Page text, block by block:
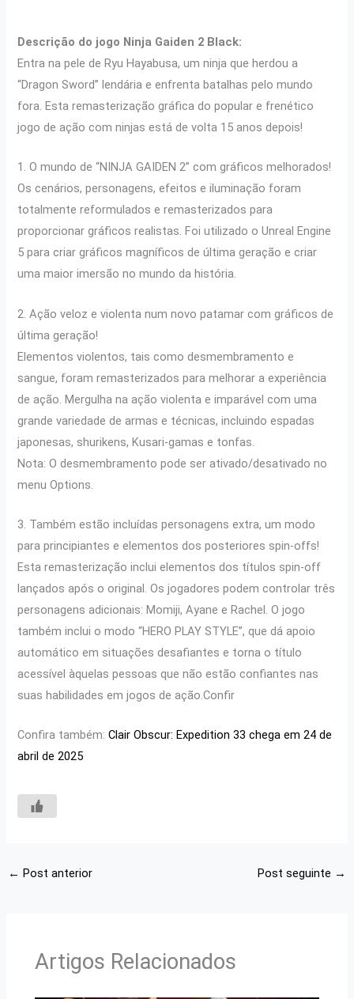
Descrição do jogo Ninja Gaiden 2 Black:
Entra na pele de Ryu Hayabusa, um ninja que herdou a
“Dragon Sword” lendária e enfrenta batalhas pelo mundo
fora. Esta remasterização gráfica do popular e frenético
jogo de ação com ninjas está de volta 15 anos depois!
1. O mundo de “NINJA GAIDEN 2” com gráficos melhorados!
Os cenários, personagens, efeitos e iluminação foram
totalmente reformulados e remasterizados para
proporcionar gráficos realistas. Foi utilizado o Unreal Engine
5 para criar gráficos magníficos de última geração e criar
uma maior imersão no mundo da história.
2. Ação veloz e violenta num novo patamar com gráficos de
última geração!
Elementos violentos, tais como desmembramento e
sangue, foram remasterizados para melhorar a experiência
de ação. Mergulha na ação violenta e imparável com uma
grande variedade de armas e técnicas, incluindo espadas
japonesas, shurikens, Kusari-gamas e tonfas.
Nota: O desmembramento pode ser ativado/desativado no
menu Options.
3. Também estão incluídas personagens extra, um modo
para principiantes e elementos dos posteriores spin-offs!
Esta remasterização inclui elementos dos títulos spin-off
lançados após o original. Os jogadores podem controlar três
personagens adicionais: Momiji, Ayane e Rachel. O jogo
também inclui o modo “HERO PLAY STYLE”, que dá apoio
automático em situações desafiantes e torna o título
acessível àquelas pessoas que não estão confiantes nas
suas habilidades em jogos de ação.Confir
Confira também:Clair Obscur: Expedition 33 chega em 24 de
abril de 2025
← Post anterior Post seguinte →
Artigos Relacionados